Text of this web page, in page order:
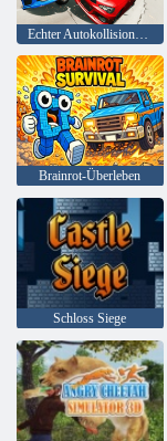
Echter Autokollisionssimulator
Brainrot-Überleben
Schloss Siege